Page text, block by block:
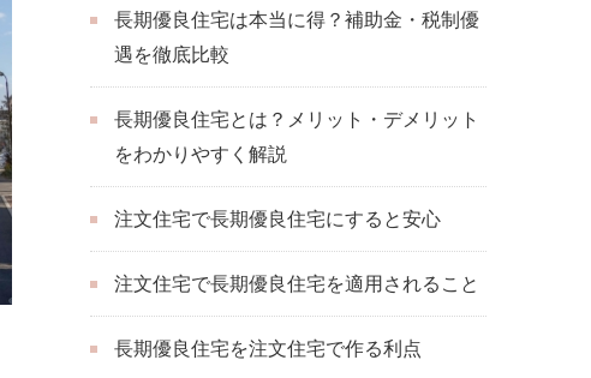
長期優良住宅は本当に得？補助金・税制優
遇を徹底比較
長期優良住宅とは？メリット・デメリット
をわかりやすく解説
注文住宅で長期優良住宅にすると安心
注文住宅で長期優良住宅を適用されること
長期優良住宅を注文住宅で作る利点